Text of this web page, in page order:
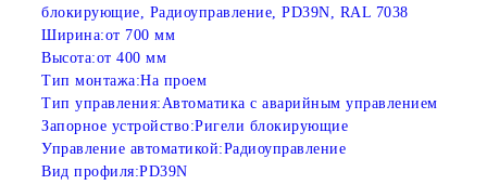
блокирующие, Радиоуправление, PD39N, RAL 7038
Ширина:от 700 мм
Высота:от 400 мм
Тип монтажа:На проем
Тип управления:Автоматика с аварийным управлением
Запорное устройство:Ригели блокирующие
Управление автоматикой:Радиоуправление
Вид профиля:PD39N